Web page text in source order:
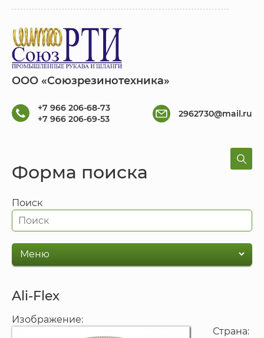
ООО «Союзрезинотехника»
+7 966 206-68-73
+7 966 206-69-53
2962730@mail.ru
Форма поиска
Поиск
Ali-Flex
Изображение:
Страна: